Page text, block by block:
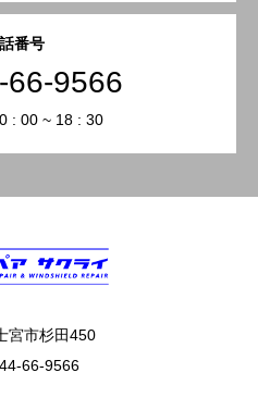
番号
66-9566
: 00 ~ 18 : 30
宮市杉田450
66-9566